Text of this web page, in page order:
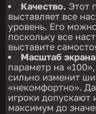
Качество. Этот
выставляет все
уровень. Его
поскольку все
выставите
Масштаб
параметр на
сильно изменит
«некомфортно».
игроки допускают
максимум до